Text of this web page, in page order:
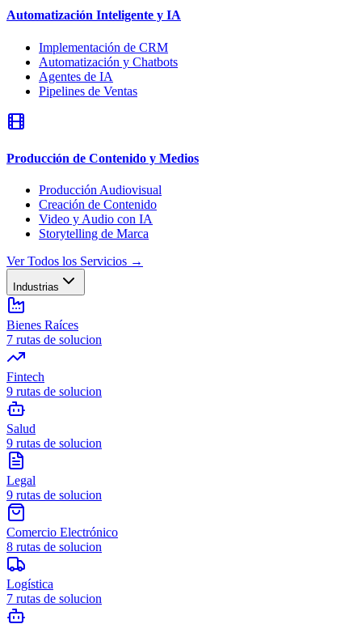
Automatización Inteligente y IA
Implementación de CRM
Automatización y Chatbots
Agentes de IA
Pipelines de Ventas
Producción de Contenido y Medios
Producción Audiovisual
Creación de Contenido
Video y Audio con IA
Storytelling de Marca
Ver Todos los Servicios →
Industrias
Bienes Raíces
7 rutas de solucion
Fintech
9 rutas de solucion
Salud
9 rutas de solucion
Legal
9 rutas de solucion
Comercio Electrónico
8 rutas de solucion
Logística
7 rutas de solucion